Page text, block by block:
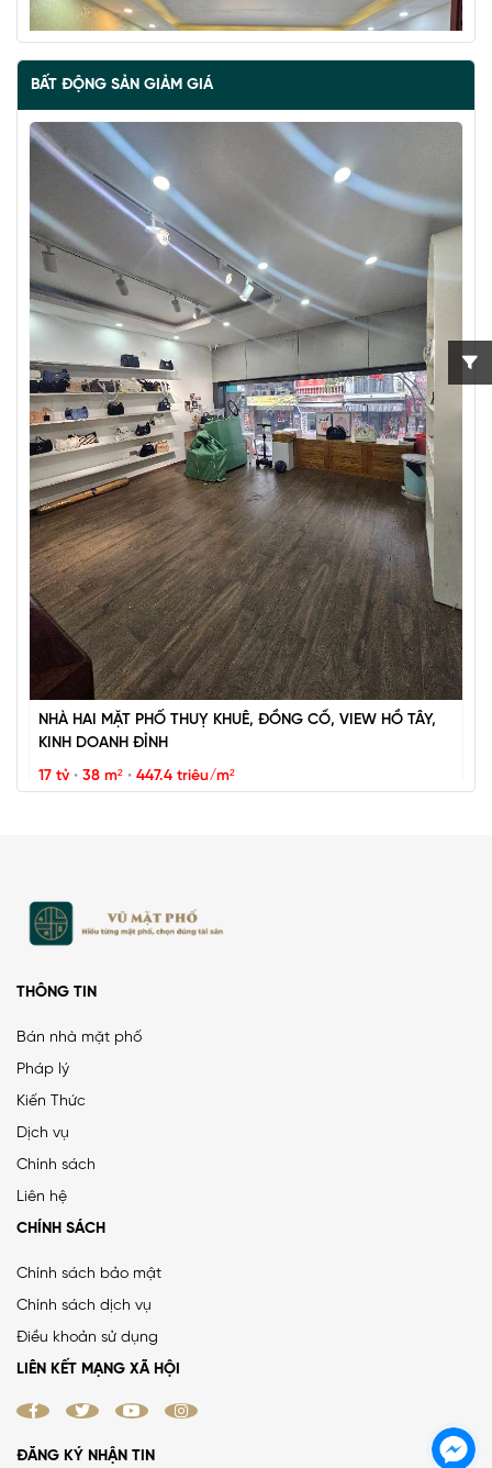
BÁN ĐẢO VŨ MIÊN, SIÊU PHẨM MẶT HỒ TÂY, 2 THOÁNG,
NHÀ DÂN XÂY
67 tỷ•57 m²•1.2 tỷ/m²
Vũ Miên
PHÂN LÔ LẠC TRUNG 2 Ô TÔ DỪNG ĐỖ, VỈA HÈ, DÂN XÂY
BẤT ĐỘNG SẢN GIẢM GIÁ
NHÀ HAI MẶT PHỐ THUỴ KHUÊ, ĐỒNG CỔ, VIEW HỒ TÂY,
KINH DOANH ĐỈNH
17 tỷ • 38 m² • 447.4 triệu/m²
MẶT ĐƯỜNG VÀNH ĐAI 1, LÔ GÓC, MẶT TIỀN 8.8M, ĐƯỜNG
•
La Thành
THÔNG TIN
Bán nhà mặt phố
Pháp lý
Kiến Thức
Dịch vụ
Chính sách
Liên hệ
CHÍNH SÁCH
Chính sách bảo mật
Chính sách dịch vụ
Điều khoản sử dụng
LIÊN KẾT MẠNG XÃ HỘI
ĐĂNG KÝ NHẬN TIN